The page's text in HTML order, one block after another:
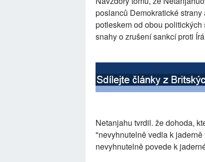
poslanců Demokratické
potleskem od obou
snahy o zrušení sankcí proti
Netanjahu tvrdil. že dohoda,
"nevyhnutelně vedla k
nevyhnutelně povede k